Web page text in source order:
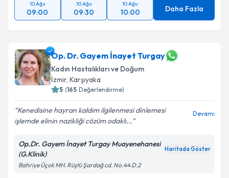
10 Ağu
09:00
10 Ağu
09:30
10 Ağu
10:00 Daha Fazla
Op. Dr. Gayem İnayet Turgay
Kadın Hastalıkları ve Doğum
İzmir, Karşıyaka
5 (165 Değerlendirme)
Kenedisine hayran kaldım ilgilenmesi dinlemesi
işlemde elinin nazikliği cözüm odaklı...
Devamı
Op.Dr. Gayem İnayet Turgay Muayenehanesi
(G.Klinik)
Haritada Göster
Bahriye Üçok MH. Rüştü Şardağ cd. No.44 D.2